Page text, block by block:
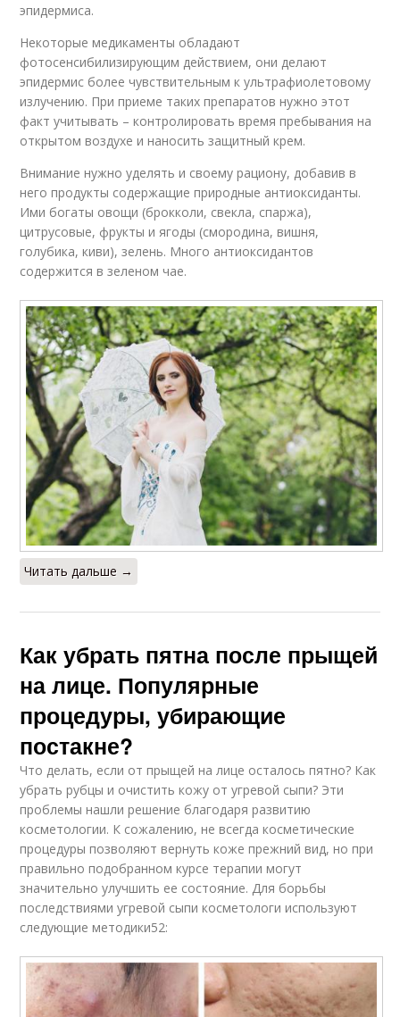
эпидермиса.
Некоторые медикаменты обладают
фотосенсибилизирующим действием, они делают
эпидермис более чувствительным к ультрафиолетовому
излучению. При приеме таких препаратов нужно этот
факт учитывать – контролировать время пребывания на
открытом воздухе и наносить защитный крем.
Внимание нужно уделять и своему рациону, добавив в
него продукты содержащие природные антиоксиданты.
Ими богаты овощи (брокколи, свекла, спаржа),
цитрусовые, фрукты и ягоды (смородина, вишня,
голубика, киви), зелень. Много антиоксидантов
содержится в зеленом чае.
Читать дальше →
Как убрать пятна после прыщей
на лице. Популярные
процедуры, убирающие
постакне?
Что делать, если от прыщей на лице осталось пятно? Как
убрать рубцы и очистить кожу от угревой сыпи? Эти
проблемы нашли решение благодаря развитию
косметологии. К сожалению, не всегда косметические
процедуры позволяют вернуть коже прежний вид, но при
правильно подобранном курсе терапии могут
значительно улучшить ее состояние. Для борьбы
последствиями угревой сыпи косметологи используют
следующие методики52: